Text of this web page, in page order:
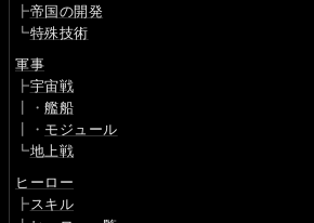
┣帝国の開発
┗特殊技術
軍事
┣宇宙戦
┃・艦船
┃・ モジュール
┗地上戦
ヒーロー
┣スキル